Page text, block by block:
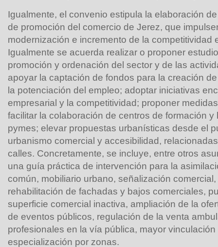
Igualmente, el convenio estipula la elaboración
de promoción del comercio de Jerez, que
modernización e incremento de la competitividad
Igualmente se acuerda realizar o proponer
promoción y ordenación del sector y de las
apoyar la captación de fondos para la creación
la potenciación del empleo; adoptar iniciativas
empresarial y la competitividad; proponer
facilitar la colaboración de centros de formación
pymes; elevar propuestas urbanísticas desde el
urbanismo comercial y accesibilidad,
calles. Concretamente, se incluye, entre otros
una guía práctica de intervención para la
común, mobiliario urbano, señalización
rehabilitación de fachadas y bajos comerciales,
superficie comercial inactiva, ampliación de la
de eventos públicos, regulación de la venta
profesionales en la vía pública, mayor
especialización por zonas.